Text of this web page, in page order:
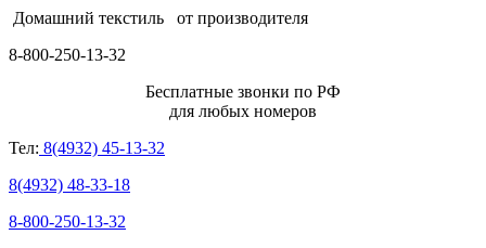
Домашний текстиль от производителя
8-800-250-13-32
Бесплатные звонки по РФ
для любых номеров
Тел: 8(4932) 45-13-32
8(4932) 48-33-18
8-800-250-13-32